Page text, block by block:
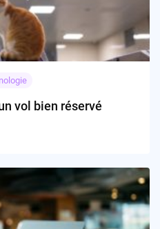
vol bien réservé